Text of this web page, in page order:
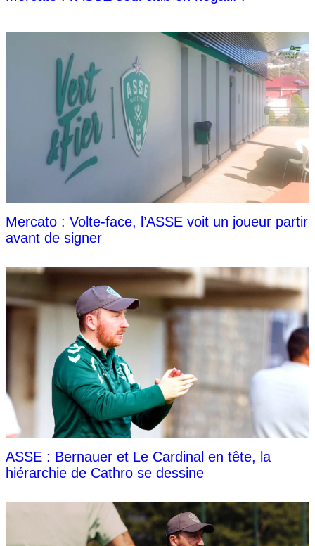
Mercato : Volte-face, l’ASSE voit un joueur partir
avant de signer
ASSE : Bernauer et Le Cardinal en tête, la
hiérarchie de Cathro se dessine